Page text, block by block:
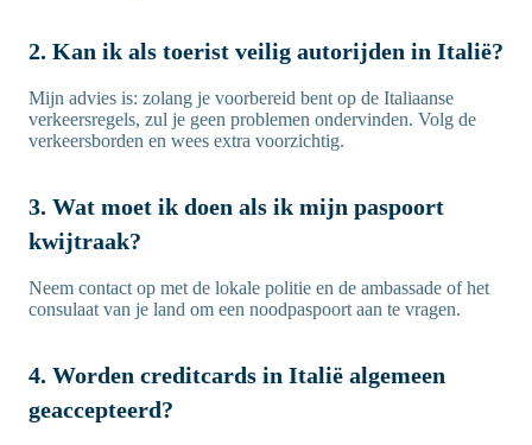
2. Kan ik als toerist veilig autorijden in Italië?
Mijn advies is: zolang je voorbereid bent op de Italiaanse
verkeersregels, zul je geen problemen ondervinden. Volg de
verkeersborden en wees extra voorzichtig.
3. Wat moet ik doen als ik mijn paspoort
kwijtraak?
Neem contact op met de lokale politie en de ambassade of het
consulaat van je land om een noodpaspoort aan te vragen.
4. Worden creditcards in Italië algemeen
geaccepteerd?